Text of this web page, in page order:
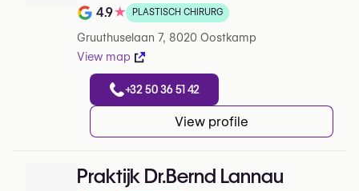
Note de 4.9 sur 5 sur Google
4.9★ PLASTISCH CHIRURG
Gruuthuselaan 7, 8020 Oostkamp
View map
+32 50 36 51 42
View profile
Praktijk Dr.Bernd Lannau